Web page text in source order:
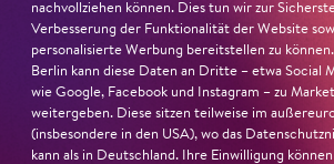
Mitleiden heraus – niemand im Saal
zurück, lobt die Jury Ambur Braids
und ihre starke Bühnenpräsenz:
»In dem überwältigenden
sind Auflehnung und Verletzlichkeit
nachvollziehen können. Dies tun wir zur
Verbesserung der Funktionalität der Website
personalisierte Werbung bereitstellen zu
Berlin kann diese Daten an Dritte – etwa Social
wie Google, Facebook und Instagram – zu
weitergeben. Diese sitzen teilweise im
(insbesondere in den USA), wo das
kann als in Deutschland. Ihre Einwilligung